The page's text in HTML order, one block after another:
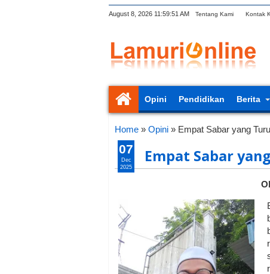
August 8, 2026 11:59:51 AM Tentang Kami Kontak
Opini Pendidikan Berita
Home » Opini » Empat Sabar yang
Empat Sabar
07
Dec
2025